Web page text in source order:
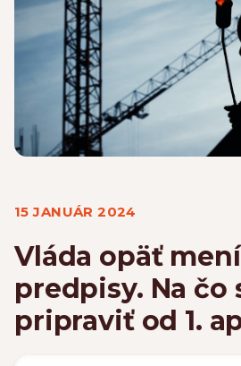
15 JANUÁR 2024
Vláda opäť
predpisy. Na čo
pripraviť od 1.